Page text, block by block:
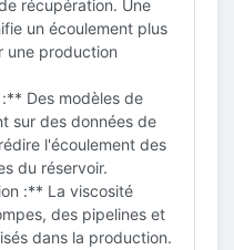
récupération. Une
un écoulement plus
une production
Des modèles de
sur des données de
l'écoulement des
du réservoir.
:** La viscosité
des pipelines et
dans la production.